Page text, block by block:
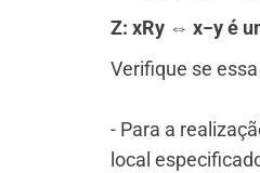
Z: xRy ⇔ x−y é
Verifique se
​- Para a
local